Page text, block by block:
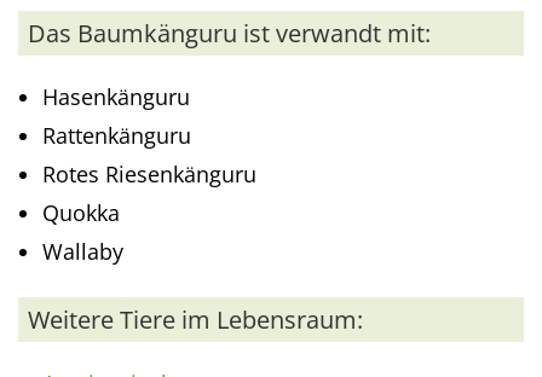
Das Baumkänguru ist verwandt mit:
Hasenkänguru
Rattenkänguru
Rotes Riesenkänguru
Quokka
Wallaby
Weitere Tiere im Lebensraum: